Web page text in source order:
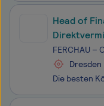
Head of
FERCHAU –
Dresden